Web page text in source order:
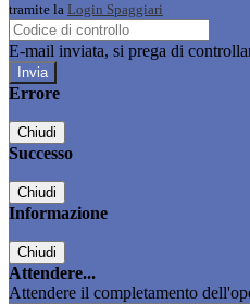
tramite la Login Spaggiari
E-mail inviata, si prega di
Errore
Chiudi
Successo
Chiudi
Informazione
Chiudi
Attendere...
Attendere il completamento